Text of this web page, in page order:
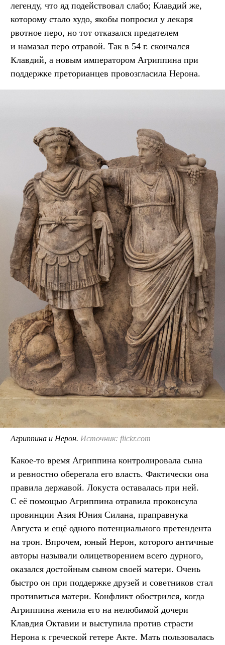
легенду, что яд подействовал слабо; Клавдий же,
которому стало худо, якобы попросил у лекаря
рвотное перо, но тот отказался предателем
и намазал перо отравой. Так в 54 г. скончался
Клавдий, а новым императором Агриппина при
поддержке преторианцев провозгласила Нерона.
Агриппина и Нерон. Источник: flickr.com
Какое-то время Агриппина контролировала сына
и ревностно оберегала его власть. Фактически она
правила державой. Локуста оставалась при ней.
С её помощью Агриппина отравила проконсула
провинции Азия Юния Силана, праправнука
Августа и ещё одного потенциального претендента
на трон. Впрочем, юный Нерон, которого античные
авторы называли олицетворением всего дурного,
оказался достойным сыном своей матери. Очень
быстро он при поддержке друзей и советников стал
противиться матери. Конфликт обострился, когда
Агриппина женила его на нелюбимой дочери
Клавдия Октавии и выступила против страсти
Нерона к греческой гетере Акте. Мать пользовалась